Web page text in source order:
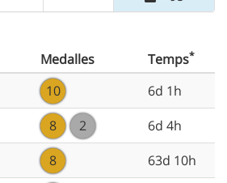
Medalles Temps*
10
6d 1h
8 2
6d 4h
8
63d 10h